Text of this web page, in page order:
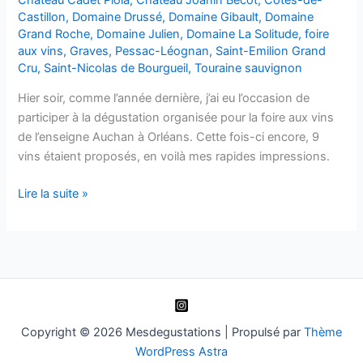
Castillon, Domaine Drussé, Domaine Gibault, Domaine
Grand Roche, Domaine Julien, Domaine La Solitude,foire
aux vins,Graves, Pessac-Léognan, Saint-Emilion Grand
Cru, Saint-Nicolas de Bourgueil,Touraine sauvignon
Hier soir, comme l’année dernière, j’ai eu l’occasion de
participer à la dégustation organisée pour la foire aux vins
de l’enseigne Auchan à Orléans. Cette fois-ci encore, 9
vins étaient proposés, en voilà mes rapides impressions.
Dégustations
Lire la suite »
Copyright © 2026 Mesdegustations | Propulsé par Thème
WordPress Astra